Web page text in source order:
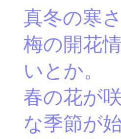
真冬の寒
梅の開花
いとか。
春の花が
な季節が